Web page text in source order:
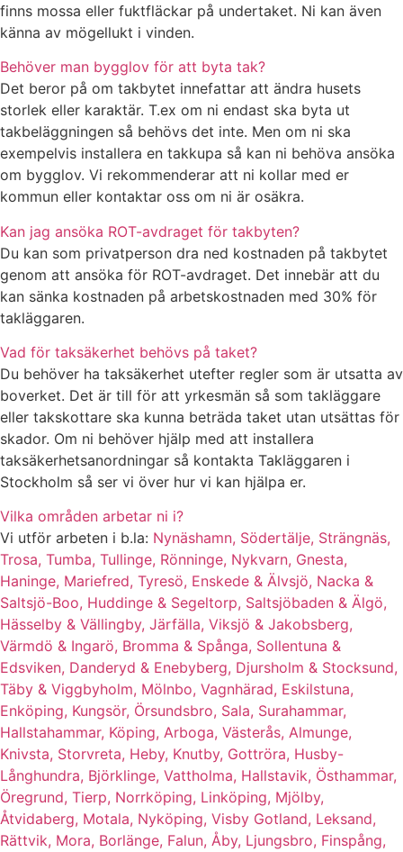
finns mossa eller fuktfläckar på undertaket. Ni kan även
känna av mögellukt i vinden.
Behöver man bygglov för att byta tak?
Det beror på om takbytet innefattar att ändra husets
storlek eller karaktär. T.ex om ni endast ska byta ut
takbeläggningen så behövs det inte. Men om ni ska
exempelvis installera en takkupa så kan ni behöva ansöka
om bygglov. Vi rekommenderar att ni kollar med er
kommun eller kontaktar oss om ni är osäkra.
Kan jag ansöka ROT-avdraget för takbyten?
Du kan som privatperson dra ned kostnaden på takbytet
genom att ansöka för ROT-avdraget. Det innebär att du
kan sänka kostnaden på arbetskostnaden med 30% för
takläggaren.
Vad för taksäkerhet behövs på taket?
Du behöver ha taksäkerhet utefter regler som är utsatta av
boverket. Det är till för att yrkesmän så som takläggare
eller takskottare ska kunna beträda taket utan utsättas för
skador. Om ni behöver hjälp med att installera
taksäkerhetsanordningar så kontakta Takläggaren i
Stockholm så ser vi över hur vi kan hjälpa er.
Vilka områden arbetar ni i?
Vi utför arbeten i b.la: Nynäshamn, Södertälje, Strängnäs,
Trosa, Tumba, Tullinge, Rönninge, Nykvarn, Gnesta,
Haninge, Mariefred, Tyresö, Enskede & Älvsjö, Nacka &
Saltsjö-Boo, Huddinge & Segeltorp, Saltsjöbaden & Älgö,
Hässelby & Vällingby, Järfälla, Viksjö & Jakobsberg,
Värmdö & Ingarö, Bromma & Spånga, Sollentuna &
Edsviken, Danderyd & Enebyberg, Djursholm & Stocksund,
Täby & Viggbyholm, Mölnbo, Vagnhärad, Eskilstuna,
Enköping, Kungsör, Örsundsbro, Sala, Surahammar,
Hallstahammar, Köping, Arboga, Västerås, Almunge,
Knivsta, Storvreta, Heby, Knutby, Gottröra, Husby-
Långhundra, Björklinge, Vattholma, Hallstavik, Östhammar,
Öregrund, Tierp, Norrköping, Linköping, Mjölby,
Åtvidaberg, Motala, Nyköping, Visby Gotland, Leksand,
Rättvik, Mora, Borlänge, Falun, Åby, Ljungsbro, Finspång,